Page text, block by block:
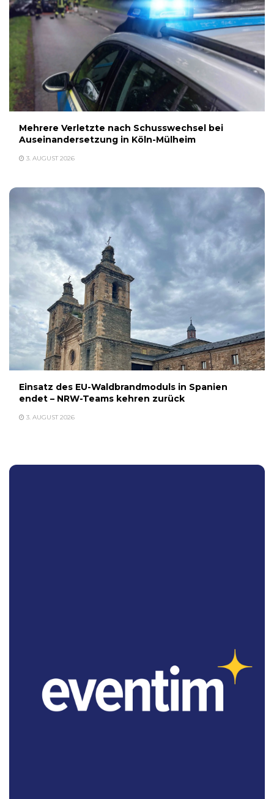
Mehrere Verletzte nach Schusswechsel bei
Auseinandersetzung in Köln-Mülheim
3. AUGUST 2026
Einsatz des EU-Waldbrandmoduls in Spanien
endet – NRW-Teams kehren zurück
3. AUGUST 2026